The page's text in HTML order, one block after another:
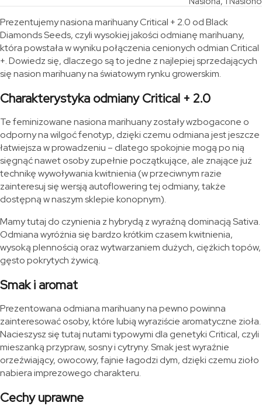
Prezentujemy nasiona marihuany Critical + 2.0 od Black
Diamonds Seeds, czyli wysokiej jakości odmianę marihuany,
która powstała w wyniku połączenia cenionych odmian Critical
+. Dowiedz się, dlaczego są to jedne z najlepiej sprzedających
się nasion marihuany na światowym rynku growerskim.
Charakterystyka odmiany Critical + 2.0
Te feminizowane nasiona marihuany zostały wzbogacone o
odporny na wilgoć fenotyp, dzięki czemu odmiana jest jeszcze
łatwiejsza w prowadzeniu – dlatego spokojnie mogą po nią
sięgnąć nawet osoby zupełnie początkujące, ale znające już
technikę wywoływania kwitnienia (w przeciwnym razie
zainteresuj się wersją autoflowering tej odmiany, także
dostępną w naszym sklepie konopnym).
Mamy tutaj do czynienia z hybrydą z wyraźną dominacją Sativa.
Odmiana wyróżnia się bardzo krótkim czasem kwitnienia,
wysoką plennością oraz wytwarzaniem dużych, ciężkich topów,
gęsto pokrytych żywicą.
Smak i aromat
Prezentowana odmiana marihuany na pewno powinna
zainteresować osoby, które lubią wyraziście aromatyczne zioła.
Nacieszysz się tutaj nutami typowymi dla genetyki Critical, czyli
mieszanką przypraw, sosny i cytryny. Smak jest wyraźnie
orzeźwiający, owocowy, fajnie łagodzi dym, dzięki czemu zioło
nabiera imprezowego charakteru.
Cechy uprawne